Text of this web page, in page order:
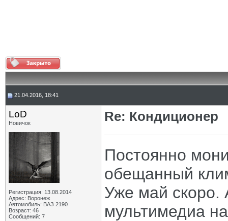
21.04.2016, 18:41
LoD
Новичок
Регистрация: 13.08.2014
Адрес: Воронеж
Автомобиль: ВАЗ 2190
Возраст: 46
Сообщений: 7
Re: Кондиционер
Постоянно
обещанный
Уже май скоро.
мультимедиа